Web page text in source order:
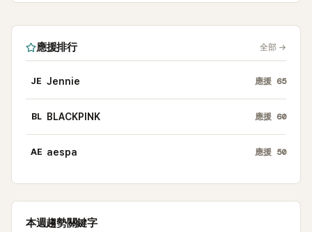
應援排行 全部 →
JE Jennie 應援 65
BL BLACKPINK 應援 60
AE aespa 應援 50
本週趨勢關鍵字